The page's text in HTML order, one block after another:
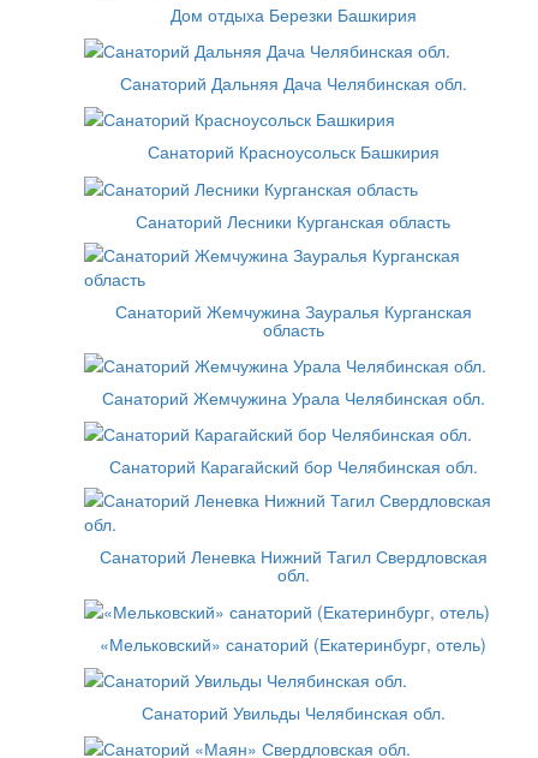
Дом отдыха Березки Башкирия
Санаторий Дальняя Дача Челябинская обл.
Санаторий Красноусольск Башкирия
Санаторий Лесники Курганская область
Санаторий Жемчужина Зауралья Курганская
область
Санаторий Жемчужина Урала Челябинская обл.
Санаторий Карагайский бор Челябинская обл.
Санаторий Леневка Нижний Тагил Свердловская
обл.
«Мельковский» санаторий (Екатеринбург, отель)
Санаторий Увильды Челябинская обл.